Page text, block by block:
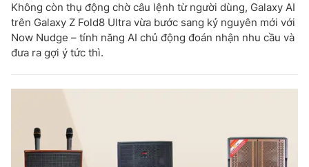
Không còn thụ động chờ câu lệnh từ người dùng, Galaxy AI
trên Galaxy Z Fold8 Ultra vừa bước sang kỷ nguyên mới với
Now Nudge – tính năng AI chủ động đoán nhận nhu cầu và
đưa ra gợi ý tức thì.